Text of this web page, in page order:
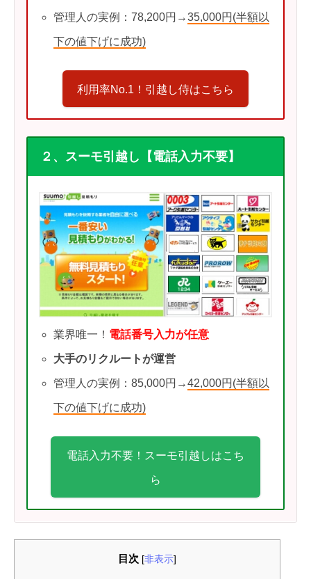
管理人の実例：78,200円→35,000円(半額以
下の値下げに成功)
利用率No.1！引越し侍はこちら
２、スーモ引越し【電話入力不要】
業界唯一！ 電話番号入力が任意
大手のリクルートが運営
管理人の実例：85,000円→42,000円(半額以
下の値下げに成功)
電話入力不要！スーモ引越しはこち
ら
目次 [非表示]